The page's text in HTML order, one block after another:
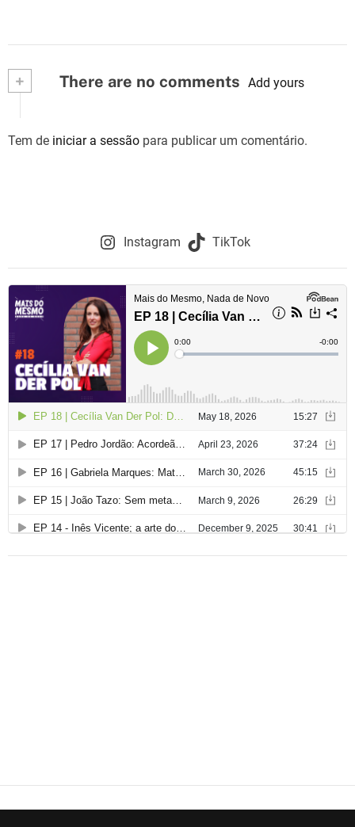
+ There are no comments Add yours
Tem de iniciar a sessão para publicar um comentário.
Instagram TikTok